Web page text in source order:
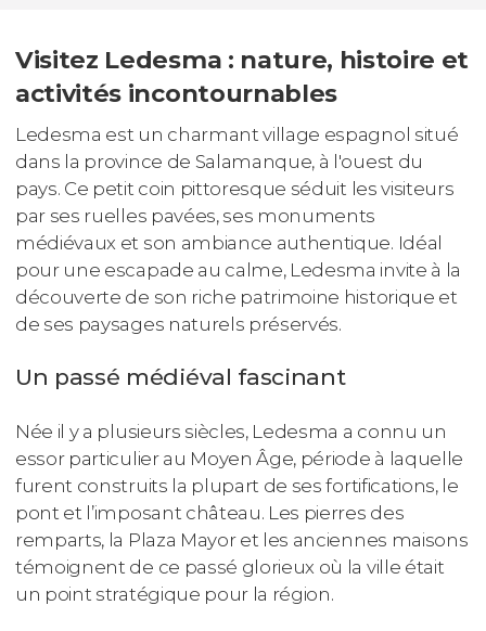
Visitez Ledesma : nature, histoire et
activités incontournables
Ledesma est un charmant village espagnol situé
dans la province de Salamanque, à l'ouest du
pays. Ce petit coin pittoresque séduit les visiteurs
par ses ruelles pavées, ses monuments
médiévaux et son ambiance authentique. Idéal
pour une escapade au calme, Ledesma invite à la
découverte de son riche patrimoine historique et
de ses paysages naturels préservés.
Un passé médiéval fascinant
Née il y a plusieurs siècles, Ledesma a connu un
essor particulier au Moyen Âge, période à laquelle
furent construits la plupart de ses fortifications, le
pont et l’imposant château. Les pierres des
remparts, la Plaza Mayor et les anciennes maisons
témoignent de ce passé glorieux où la ville était
un point stratégique pour la région.